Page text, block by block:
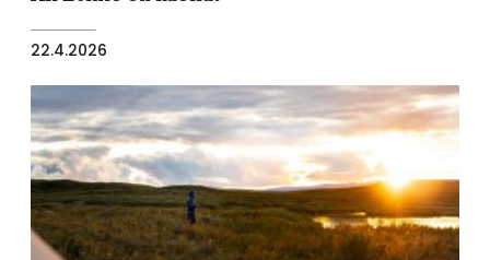
22.4.2026